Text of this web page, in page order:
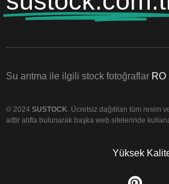
Su arıtma ile ilgili stock fotoğraflar RO
© 2024 SUSTOCK. Ücretsiz dağıtılan tüm resim
aittir atıfta bulunarak başka web sitelerinde
Yüksek